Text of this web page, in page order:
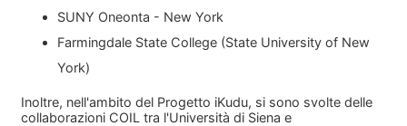
SUNY Oneonta - New York
Farmingdale State College (State University of New
York)
Inoltre, nell'ambito del Progetto iKudu, si sono svolte delle
collaborazioni COIL tra l'Università di Siena e